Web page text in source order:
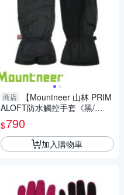
商店
【Mountneer 山林 PRIM
ALOFT防水觸控手套《黑/
灰》】12G07/防風/可觸控/騎
車手套
$790
加入購物車